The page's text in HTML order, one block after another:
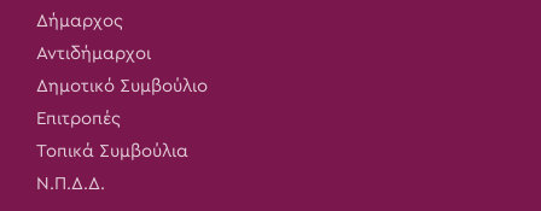
Δήμαρχος
Αντιδήμαρχοι
Δημοτικό Συμβούλιο
Επιτροπές
Τοπικά Συμβούλια
Ν.Π.Δ.Δ.